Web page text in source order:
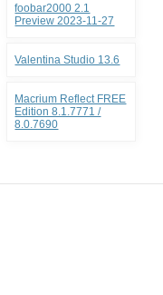
foobar2000 2.1
Preview 2023-11-27
Valentina Studio 13.6
Macrium Reflect FREE
Edition 8.1.7771 /
8.0.7690